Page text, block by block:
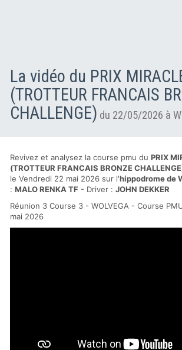
La vidéo du PRIX
(TROTTEUR FRANCAIS
CHALLENGE) du 22/05/2026 à
Revivez et analysez la course pmu du PRIX
(TROTTEUR FRANCAIS BRONZE
le Vendredi 22 mai 2026 sur l'hippodrome de
: MALO RENKA TF - Driver : JOHN DEKKER
Réunion 3 Course 3 - WOLVEGA - Course
mai 2026